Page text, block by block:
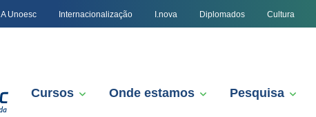
A Unoesc Internacionalização I.nova Diplomados Cultura
Cursos Onde estamos Pesquisa